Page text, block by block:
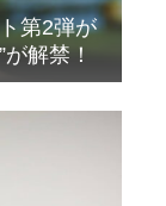
第2弾が
解禁！